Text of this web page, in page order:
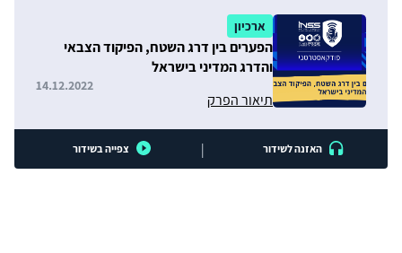
ארכיון
הפערים בין דרג השטח, הפיקוד הצבאי
והדרג המדיני בישראל​
תיאור הפרק
14.12.2022
האזנה לשידור | צפייה בשידור